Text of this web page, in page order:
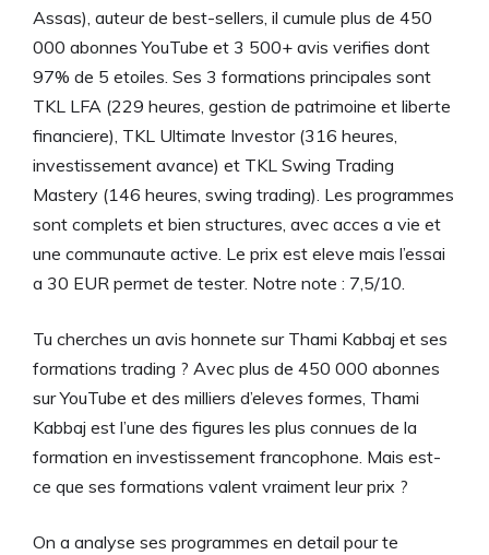
Assas), auteur de best-sellers, il cumule plus de 450
000 abonnes YouTube et 3 500+ avis verifies dont
97% de 5 etoiles. Ses 3 formations principales sont
TKL LFA (229 heures, gestion de patrimoine et liberte
financiere), TKL Ultimate Investor (316 heures,
investissement avance) et TKL Swing Trading
Mastery (146 heures, swing trading). Les programmes
sont complets et bien structures, avec acces a vie et
une communaute active. Le prix est eleve mais l’essai
a 30 EUR permet de tester. Notre note : 7,5/10.
Tu cherches un avis honnete sur Thami Kabbaj et ses
formations trading ? Avec plus de 450 000 abonnes
sur YouTube et des milliers d’eleves formes, Thami
Kabbaj est l’une des figures les plus connues de la
formation en investissement francophone. Mais est-
ce que ses formations valent vraiment leur prix ?
On a analyse ses programmes en detail pour te